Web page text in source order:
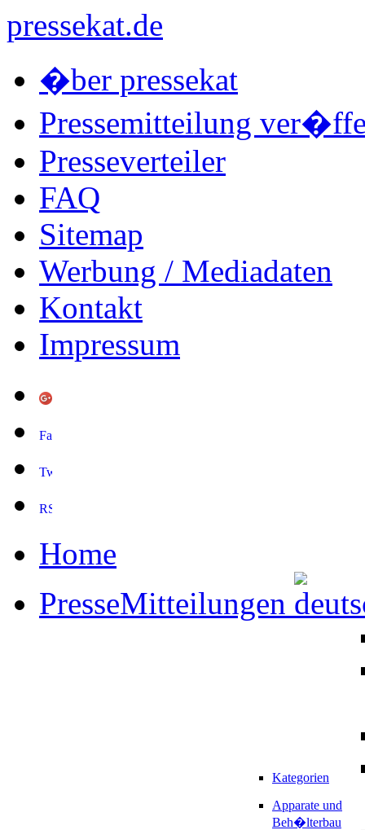
pressekat.de
�ber pressekat
Pressemitteilung
Presseverteiler
FAQ
Sitemap
Werbung / Mediadaten
Kontakt
Impressum
Home
PresseMitteilungen
Kategorien
Apparate und
Beh�lterbau